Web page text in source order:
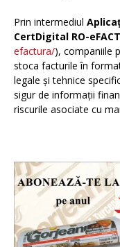
Prin intermediul
CertDigital RO-
efactura/), companiile
stoca facturile în
legale și tehnice
sigur de informații
riscurile asociate cu